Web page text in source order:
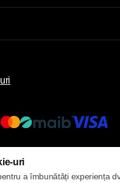
uri
a îmbunătăți experiența